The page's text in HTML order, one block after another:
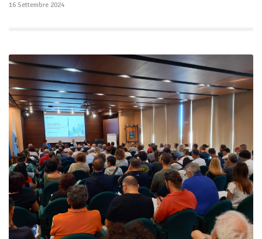
16 Settembre 2024